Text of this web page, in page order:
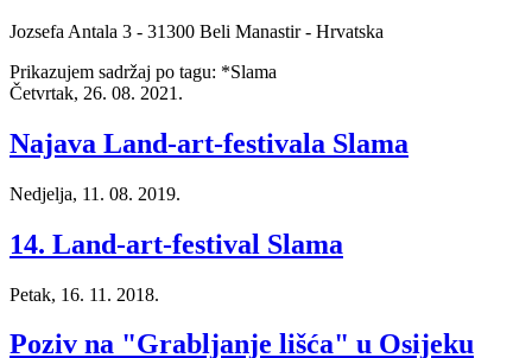
Jozsefa Antala 3 - 31300 Beli Manastir - Hrvatska
Prikazujem sadržaj po tagu: *Slama
Četvrtak, 26. 08. 2021.
Najava Land-art-festivala Slama
Nedjelja, 11. 08. 2019.
14. Land-art-festival Slama
Petak, 16. 11. 2018.
Poziv na "Grabljanje lišća" u Osijeku